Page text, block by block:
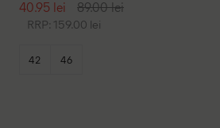
40.95 lei 89.00 lei
RRP: 159.00 lei
42 46